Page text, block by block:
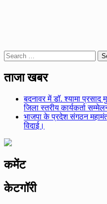
Search
for:
ताजा खबर
बदनावर में डॉ. श्यामा प्रसाद
जिला स्तरीय कार्यकर्ता
भाजपा के प्रदेश संगठन
विदाई।
कमेंट
केटगॉरी